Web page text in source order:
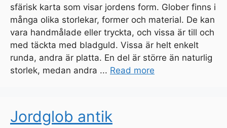
sfärisk karta som visar jordens form. Glober finns i
många olika storlekar, former och material. De kan
vara handmålade eller tryckta, och vissa är till och
med täckta med bladguld. Vissa är helt enkelt
runda, andra är platta. En del är större än naturlig
storlek, medan andra ... Read more
Jordglob antik